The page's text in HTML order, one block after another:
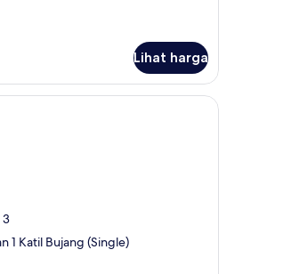
Lihat harga
papan seterika
Triple Room | Peti besi dalam bilik, meja,
3
1 Katil Bujang (Single)